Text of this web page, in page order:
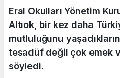
Eral Okulları Yönetim
Altıok, bir kez daha
mutluluğunu
tesadüf değil çok emek
söyledi.